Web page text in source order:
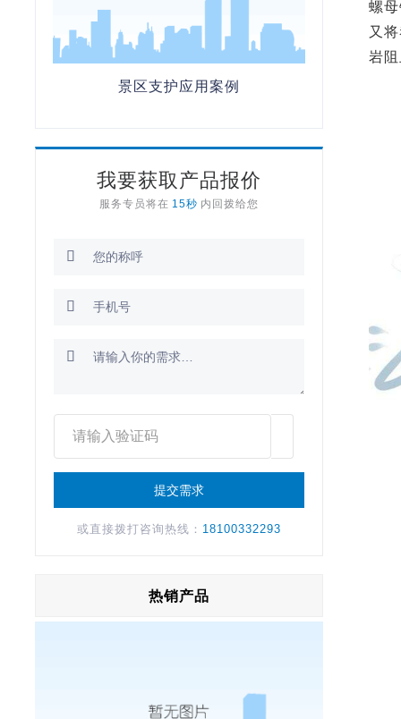
螺
又
岩
景区支护应用案例
我要获取产品报价
服务专员将在 15秒 内回拨给您



或直接拨打咨询热线： 18100332293
热销产品